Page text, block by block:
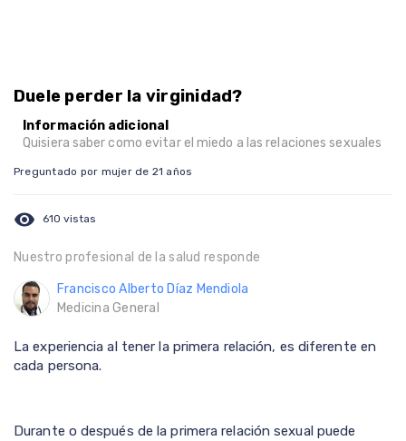
Duele perder la virginidad?
Información adicional
Quisiera saber como evitar el miedo a las relaciones sexuales
Preguntado por mujer de 21 años
visibility 610 vistas
Nuestro profesional de la salud responde
Francisco Alberto Díaz Mendiola
Medicina General
La experiencia al tener la primera relación, es diferente en
cada persona.
Durante o después de la primera relación sexual puede